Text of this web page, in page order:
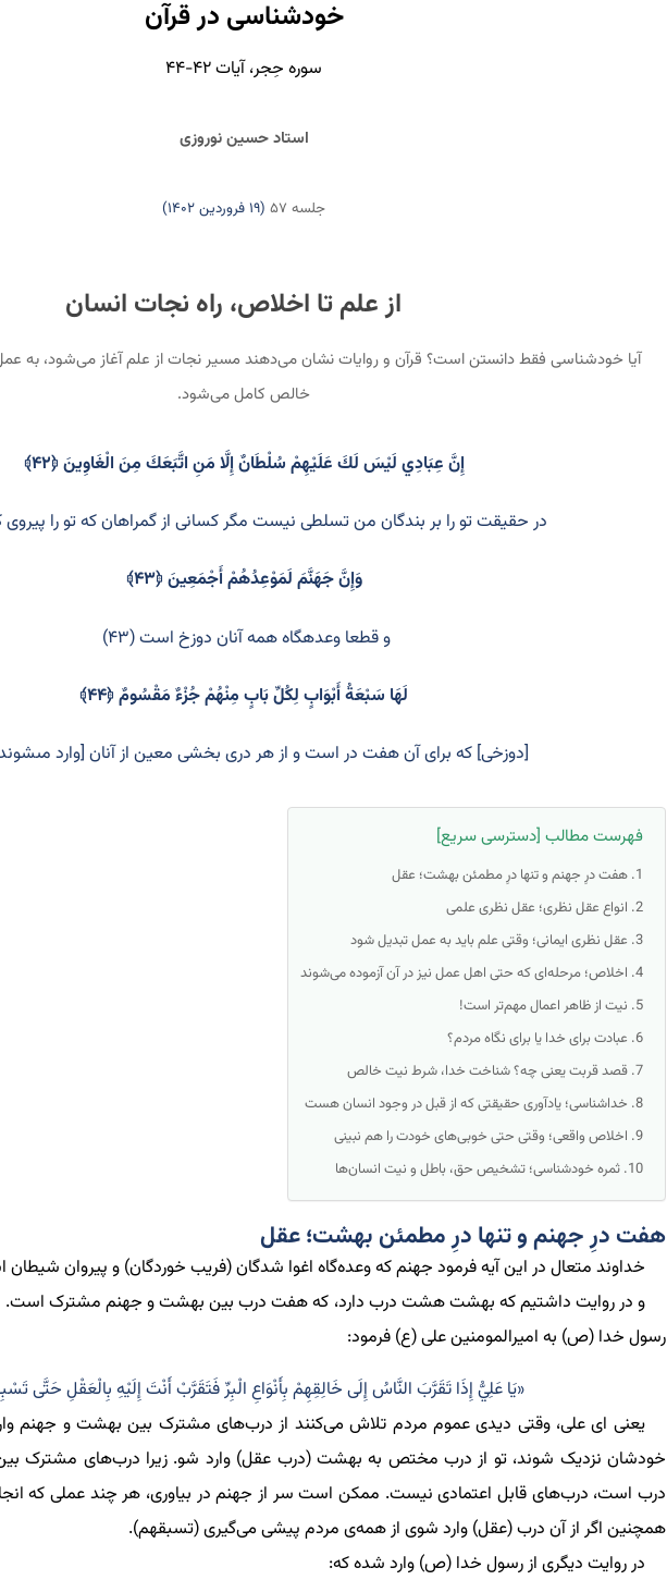
خودشناسی در قرآن
سوره حِجر، آیات ۴۲-۴۴
استاد حسین نوروزی
جلسه ۵۷ (۱۹ فروردین ۱۴۰۲)
از علم تا اخلاص، راه نجات انسان
آیا خودشناسی فقط دانستن است؟ قرآن و روایات نشان می‌دهند مسیر نجات از علم آغاز می‌شود، به
خالص کامل می‌شود.
إِنَّ عِبَادِي لَيْسَ لَكَ عَلَيْهِمْ سُلْطَانٌ إِلَّا مَنِ اتَّبَعَكَ مِنَ الْغَاوِينَ ﴿۴۲﴾
در حقيقت تو را بر بندگان من تسلطى نيست مگر كسانى از گمراهان كه تو را پيروى
وَإِنَّ جَهَنَّمَ لَمَوْعِدُهُمْ أَجْمَعِينَ ﴿۴۳﴾
و قطعا وعده‏گاه همه آنان دوزخ است (۴۳)
لَهَا سَبْعَةُ أَبْوَابٍ لِكُلِّ بَابٍ مِنْهُمْ جُزْءٌ مَقْسُومٌ ﴿۴۴﴾
[دوزخى] كه براى آن هفت در است و از هر درى بخشى معين از آنان [وارد مى‏شوند]
فهرست مطالب [دسترسی سریع]
هفت درِ جهنم و تنها درِ مطمئن بهشت؛ عقل
انواع عقل نظری؛ عقل نظری علمی
عقل نظری ایمانی؛ وقتی علم باید به عمل تبدیل شود
اخلاص؛ مرحله‌ای که حتی اهل عمل نیز در آن آزموده می‌شوند
نیت از ظاهر اعمال مهم‌تر است!
عبادت برای خدا یا برای نگاه مردم؟
قصد قربت یعنی چه؟ شناخت خدا، شرط نیت خالص
خداشناسی؛ یادآوری حقیقتی که از قبل در وجود انسان هست
اخلاص واقعی؛ وقتی حتی خوبی‌های خودت را هم نبینی
ثمره خودشناسی؛ تشخیص حق، باطل و نیت انسان‌ها
هفت درِ جهنم و تنها درِ مطمئن بهشت؛ عقل
خداوند متعال در این آیه فرمود جهنمکهوعدهگاه اغوا شدگان(فریب خوردگان) و پیروان شیطان
و در روایت داشتیم که بهشت هشت درب دارد، کههفت درب بین بهشت و جهنم مشترک است.
رسول خدا (ص) به امیرالمومنین علی (ع) فرمود:
«يَا عَلِيُّ إِذَا تَقَرَّبَ النَّاسُ إِلَى خَالِقِهِمْ بِأَنْوَاعِ الْبِرِّ فَتَقَرَّبْ أَنْتَ إِلَيْهِ بِالْعَقْلِ حَتَّى
یعنی ای علی، وقتی دیدی عموم مردم تلاش می‌کنند از دربهای مشترک بین بهشت و جهنم
خودشان نزدیک شوند، تو از درب مختص به بهشت (درب عقل) وارد شو. زیرا درب‌های مشترک
درب است، دربهای قابل اعتمادی نیست. ممکن است سر از جهنم در بیاوری، هر چند عملی که
همچنین اگر از آن درب (عقل) وارد شوی از همهی مردم پیشی میگیری (تسبقهم).
در روایت دیگری از رسول خدا (ص) وارد شده که: